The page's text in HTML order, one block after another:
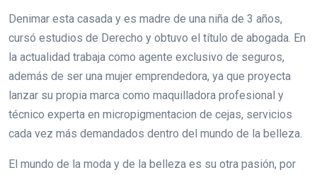
Denimar esta casada y es madre de una niña de 3 años,
cursó estudios de Derecho y obtuvo el título de abogada. En
la actualidad trabaja como agente exclusivo de seguros,
además de ser una mujer emprendedora, ya que proyecta
lanzar su propia marca como maquilladora profesional y
técnico experta en micropigmentacion de cejas, servicios
cada vez más demandados dentro del mundo de la belleza.
El mundo de la moda y de la belleza es su otra pasión, por